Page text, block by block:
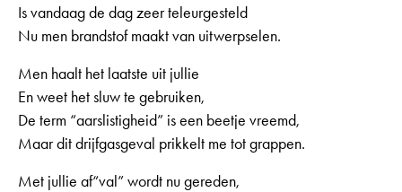
Is vandaag de dag zeer teleurgesteld
Nu men brandstof maakt van uitwerpselen.
Men haalt het laatste uit jullie
En weet het sluw te gebruiken,
De term “aarslistigheid” is een beetje vreemd,
Maar dit drijfgasgeval prikkelt me tot grappen.
Met jullie af“val” wordt nu gereden,